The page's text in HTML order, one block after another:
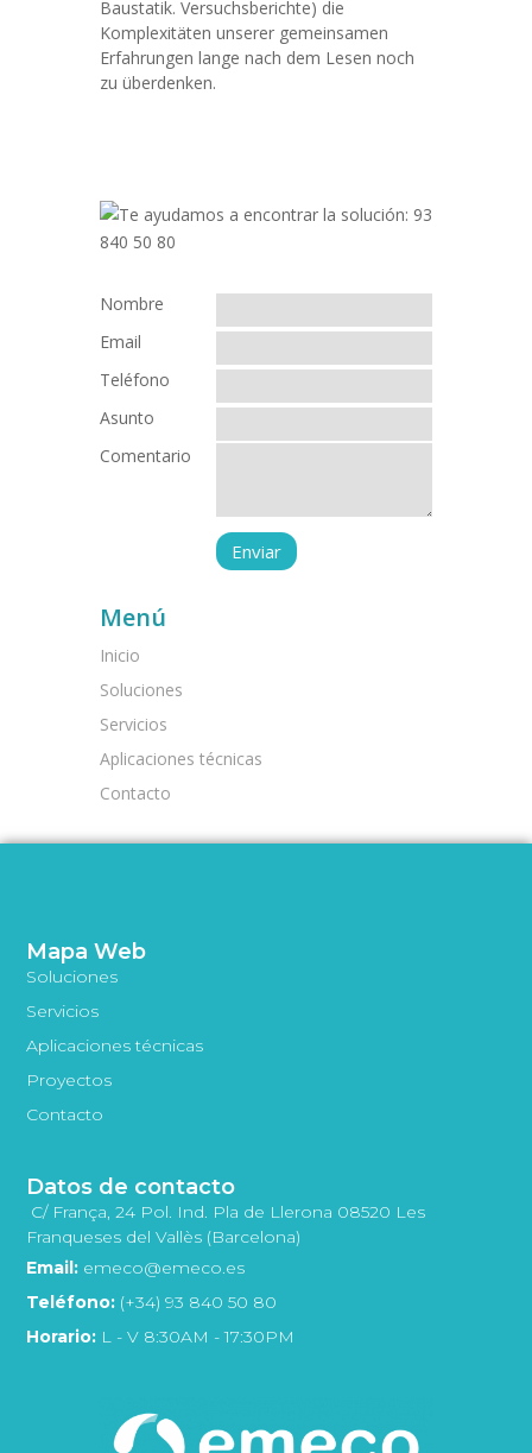
Baustatik. Versuchsberichte) die
Komplexitäten unserer gemeinsamen
Erfahrungen lange nach dem Lesen noch
zu überdenken.
Nombre
Email
Teléfono
Asunto
Comentario
Menú
Inicio
Soluciones
Servicios
Aplicaciones técnicas
Contacto
Mapa Web
Soluciones
Servicios
Aplicaciones técnicas
Proyectos
Contacto
Datos de contacto
C/ França, 24 Pol. Ind. Pla de Llerona 08520 Les
Franqueses del Vallès (Barcelona)
Email: emeco@emeco.es
Teléfono: (+34) 93 840 50 80
Horario: L - V 8:30AM - 17:30PM